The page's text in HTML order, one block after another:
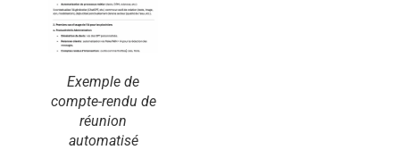
Exemple de
compte-rendu de
réunion
automatisé